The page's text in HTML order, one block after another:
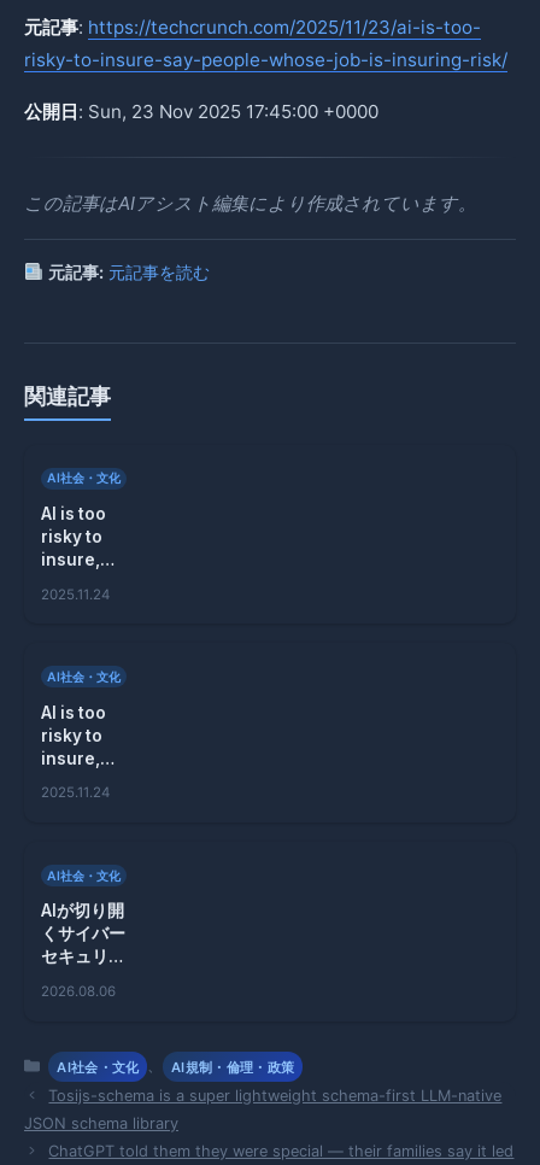
元記事: https://techcrunch.com/2025/11/23/ai-is-too-
risky-to-insure-say-people-whose-job-is-insuring-risk/
公開日: Sun, 23 Nov 2025 17:45:00 +0000
この記事はAIアシスト編集により作成されています。
元記事: 元記事を読む
関連記事
AI社会・文化
AI is too
risky to
insure,
people
insuring
2025.11.24
AI社会・文化
AI is too
risky to
insure,
insuring
2025.11.24
AI社会・文化
AIが切り開
くサイバー
セキュリテ
とその限界
2026.08.06
カ
テ
ゴ
リ
ー
AI社会・文化 、 AI規制・倫理・政策
Tosijs-schema is a super lightweight schema-first LLM-native
JSON schema library
ChatGPT told them they were special — their families say it led